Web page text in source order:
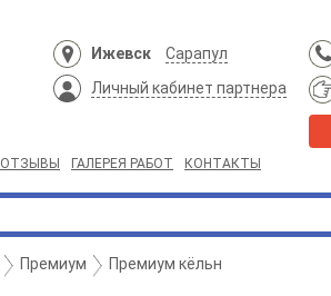
Ижевск
Сарапул
Личный кабинет партнера
ОТЗЫВЫ ГАЛЕРЕЯ РАБОТ КОНТАКТЫ
Премиум Премиум кёльн